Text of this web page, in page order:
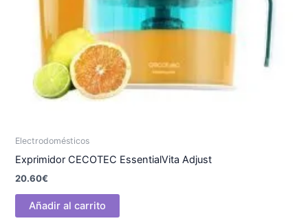
Electrodomésticos
Exprimidor CECOTEC EssentialVita Adjust
20.60€
Añadir al carrito